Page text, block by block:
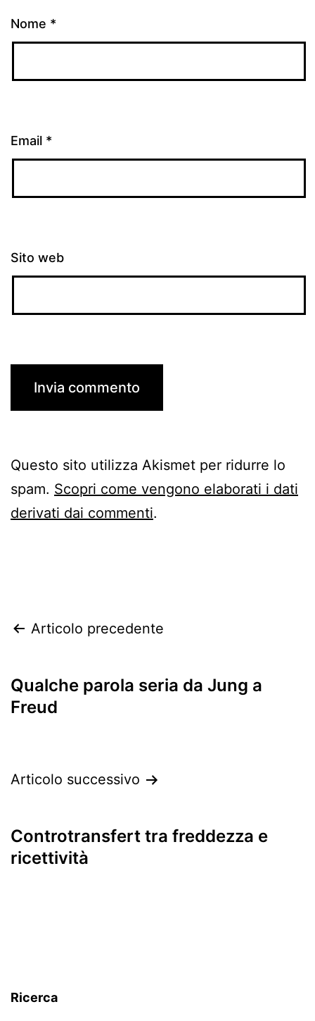
Nome *
Email *
Sito web
Questo sito utilizza Akismet per ridurre lo
spam. Scopri come vengono elaborati i dati
derivati dai commenti.
articoli
Articolo precedente
Qualche parola seria da Jung a
Freud
Articolo successivo
Controtransfert tra freddezza e
ricettività
Ricerca